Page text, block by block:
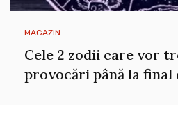
MAGAZIN
Cele 2 zodii care vor
provocări până la final